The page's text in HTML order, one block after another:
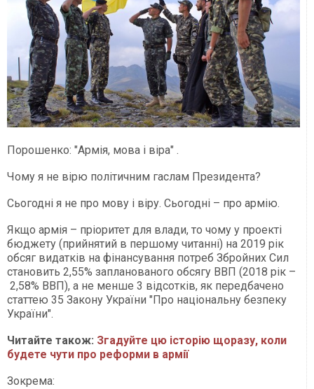
Порошенко: "Армія, мова і віра" .
Чому я не вірю політичним гаслам Президента?
Сьогодні я не про мову і віру. Сьогодні – про армію.
Якщо армія – пріоритет для влади, то чому у проекті
бюджету (прийнятий в першому читанні) на 2019 рік
обсяг видатків на фінансування потреб Збройних Сил
становить 2,55% запланованого обсягу ВВП (2018 рік –
2,58% ВВП), а не менше 3 відсотків, як передбачено
статтею 35 Закону України "Про національну безпеку
України".
Читайте також: Згадуйте цю історію щоразу, коли
будете чути про реформи в армії
Зокрема: